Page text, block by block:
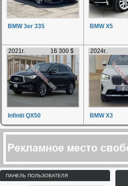
BMW 3er 335 BMW X5
2021г. 16 300 $
Infiniti QX50
2024г.
BMW X3
ПАНЕЛЬ ПОЛЬЗОВАТЕЛЯ